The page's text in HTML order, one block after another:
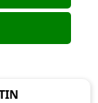
G5 KF5-